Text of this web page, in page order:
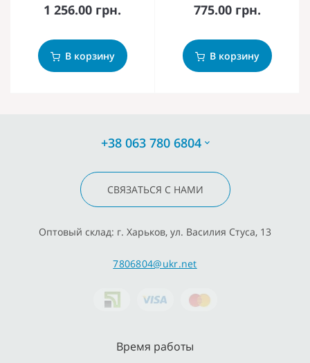
1 256.00 грн.
В корзину
775.00 грн.
В корзину
+38 063 780 6804
СВЯЗАТЬСЯ С НАМИ
Оптовый склад: г. Харьков, ул. Василия Стуса, 13
7806804@ukr.net
Время работы